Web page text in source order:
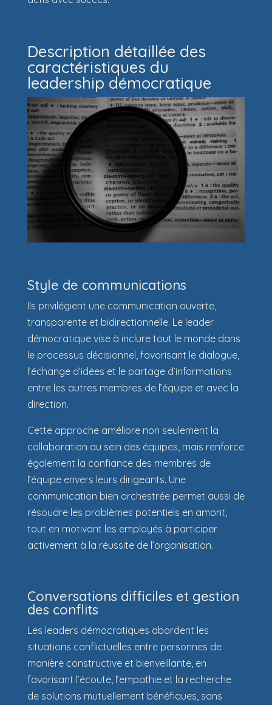
Description détaillée des
caractéristiques du
leadership démocratique
Style de communications
Ils privilégient une communication ouverte,
transparente et bidirectionnelle. Le leader
démocratique vise à inclure tout le monde dans
le processus décisionnel, favorisant le dialogue,
l’échange d’idées et le partage d’informations
entre les autres membres de l’équipe et avec la
direction.
Cette approche améliore non seulement la
collaboration au sein des équipes, mais renforce
également la confiance des membres de
l’équipe envers leurs dirigeants. Une
communication bien orchestrée permet aussi de
résoudre les problèmes potentiels en amont,
tout en motivant les employés à participer
activement à la réussite de l’organisation.
Conversations difficiles et gestion
des conflits
Les leaders démocratiques abordent les
situations conflictuelles entre personnes de
manière constructive et bienveillante, en
favorisant l’écoute, l’empathie et la recherche
de solutions mutuellement bénéfiques, sans